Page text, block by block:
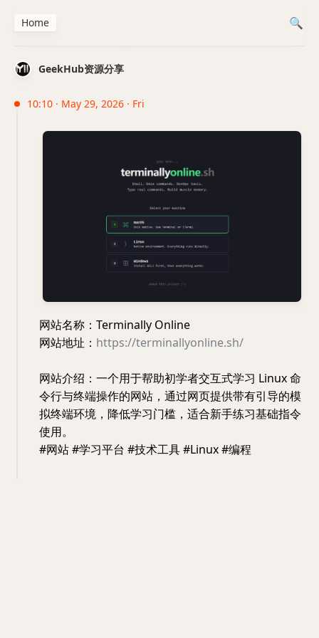
GeekHub资源分享
10:10 · May 29, 2026 · Fri
网站名称：Terminally Online
网站地址： https://terminallyonline.sh/
网站介绍：一个用于帮助初学者交互式学习 Linux 命
令行与终端操作的网站，通过网页提供带有引导的模
拟终端环境，降低学习门槛，适合新手练习基础指令
使用。
#网站 #学习平台 #技术工具 #Linux #编程
Home